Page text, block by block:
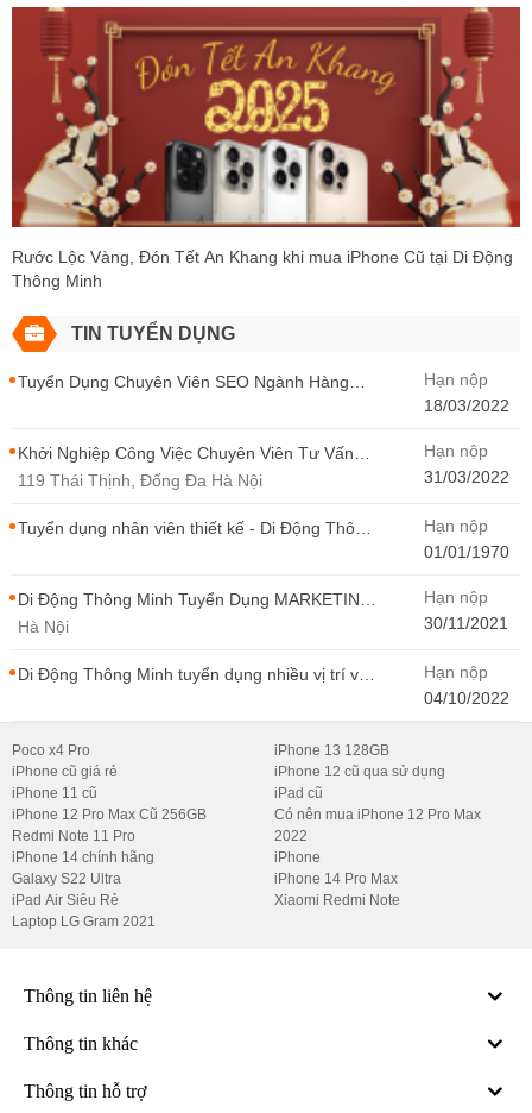
Rước Lộc Vàng, Đón Tết An Khang khi mua iPhone Cũ tại Di Động
Thông Minh
TIN TUYỂN DỤNG
Tuyển Dụng Chuyên Viên SEO Ngành Hàng
Hạn nộp
18/03/2022
Khởi Nghiệp Công Việc Chuyên Viên Tư Vấn
Bán Hàng Di Động Thông Minh
119 Thái Thịnh, Đống Đa Hà Nội
Hạn nộp
31/03/2022
Tuyển dụng nhân viên thiết kế - Di Động Thông
Hạn nộp
01/01/1970
Di Động Thông Minh Tuyển Dụng MARKETING
- CONTENT WIRITER
Hà Nội
Hạn nộp
30/11/2021
Di Động Thông Minh tuyển dụng nhiều vị trí với
Thông Minh
Hạn nộp
04/10/2022
Poco x4 Pro
iPhone cũ giá rẻ
iPhone 11 cũ
iPhone 12 Pro Max Cũ 256GB
Redmi Note 11 Pro
iPhone 14 chính hãng
Galaxy S22 Ultra
iPad Air Siêu Rẻ
Laptop LG Gram 2021
iPhone 13 128GB
iPhone 12 cũ qua sử dụng
iPad cũ
Có nên mua iPhone 12 Pro Max
2022
iPhone
iPhone 14 Pro Max
Xiaomi Redmi Note
Thông tin liên hệ
Thông tin khác
Thông tin hỗ trợ